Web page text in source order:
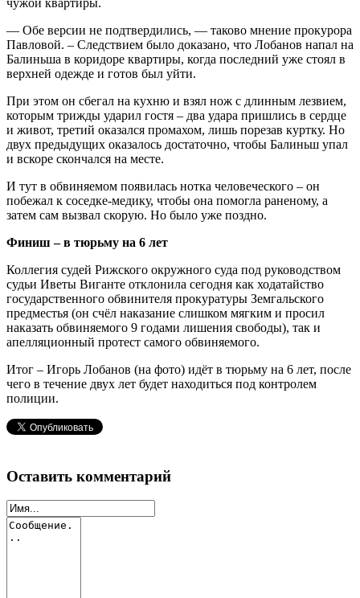
— Обе версии не подтвердились, — таково мнение прокурора
Павловой. – Следствием было доказано, что Лобанов напал на
Балиньша в коридоре квартиры, когда последний уже стоял в
верхней одежде и готов был уйти.
При этом он сбегал на кухню и взял нож с длинным лезвием,
которым трижды ударил гостя – два удара пришлись в сердце
и живот, третий оказался промахом, лишь порезав куртку. Но
двух предыдущих оказалось достаточно, чтобы Балиньш упал
и вскоре скончался на месте.
И тут в обвиняемом появилась нотка человеческого – он
побежал к соседке-медику, чтобы она помогла раненому, а
затем сам вызвал скорую. Но было уже поздно.
Финиш – в тюрьму на 6 лет
Коллегия судей Рижского окружного суда под руководством
судьи Иветы Виганте отклонила сегодня как ходатайство
государственного обвинителя прокуратуры Земгальского
предместья (он счёл наказание слишком мягким и просил
наказать обвиняемого 9 годами лишения свободы), так и
апелляционный протест самого обвиняемого.
Итог – Игорь Лобанов (на фото) идёт в тюрьму на 6 лет, после
чего в течение двух лет будет находиться под контролем
полиции.
Оставить комментарий